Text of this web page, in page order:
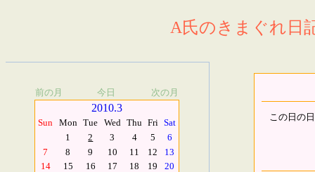
A氏のきまぐれ日
前の月 今日 次の月
2010.3
Sun Mon Tue Wed Thu Fri Sat
1
2 3 4 5
6
7
8 9 10 11 12
13
14
15 16 17 18 19
20
この日の